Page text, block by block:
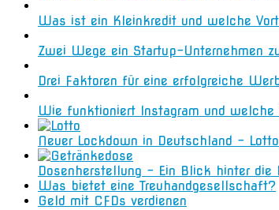
Was ist ein Kleinkredit und welche
Zwei Wege ein Startup-Unternehmen
Drei Faktoren für eine erfolgreiche
Wie funktioniert Instagram und welche
Neuer Lockdown in Deutschland –
Dosenherstellung – Ein Blick hinter die
Was bietet eine Treuhandgesellschaft?
Geld mit CFDs verdienen